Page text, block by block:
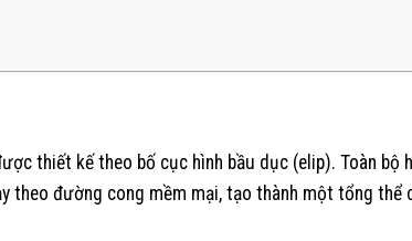
thiết kế theo bố cục hình bầu dục (elip). Toàn bộ
theo đường cong mềm mại, tạo thành một tổng thể